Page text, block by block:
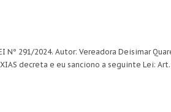
LEI Nº 291/2024. Autor: Vereadora Deisimar
decreta e eu sanciono a seguinte Lei: